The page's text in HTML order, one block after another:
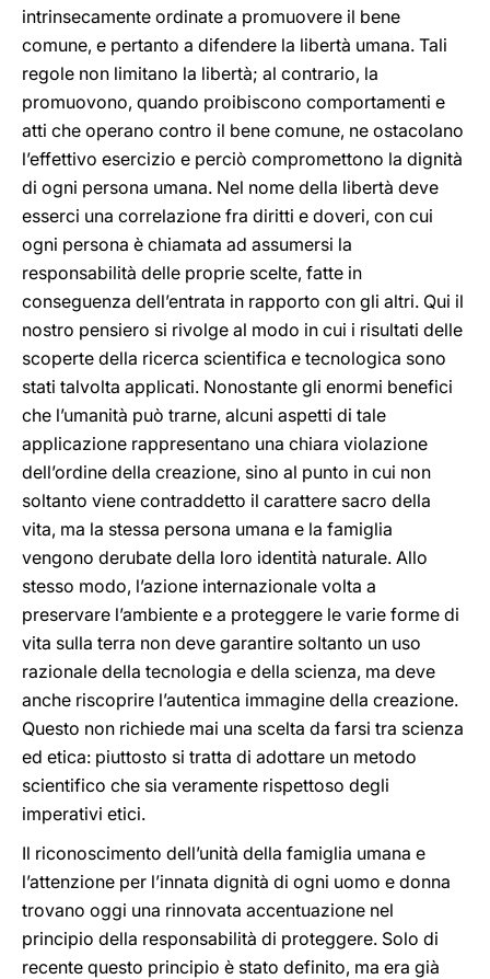
intrinsecamente ordinate a promuovere il bene
comune, e pertanto a difendere la libertà umana. Tali
regole non limitano la libertà; al contrario, la
promuovono, quando proibiscono comportamenti e
atti che operano contro il bene comune, ne ostacolano
l’effettivo esercizio e perciò compromettono la dignità
di ogni persona umana. Nel nome della libertà deve
esserci una correlazione fra diritti e doveri, con cui
ogni persona è chiamata ad assumersi la
responsabilità delle proprie scelte, fatte in
conseguenza dell’entrata in rapporto con gli altri. Qui il
nostro pensiero si rivolge al modo in cui i risultati delle
scoperte della ricerca scientifica e tecnologica sono
stati talvolta applicati. Nonostante gli enormi benefici
che l’umanità può trarne, alcuni aspetti di tale
applicazione rappresentano una chiara violazione
dell’ordine della creazione, sino al punto in cui non
soltanto viene contraddetto il carattere sacro della
vita, ma la stessa persona umana e la famiglia
vengono derubate della loro identità naturale. Allo
stesso modo, l’azione internazionale volta a
preservare l’ambiente e a proteggere le varie forme di
vita sulla terra non deve garantire soltanto un uso
razionale della tecnologia e della scienza, ma deve
anche riscoprire l’autentica immagine della creazione.
Questo non richiede mai una scelta da farsi tra scienza
ed etica: piuttosto si tratta di adottare un metodo
scientifico che sia veramente rispettoso degli
imperativi etici.
Il riconoscimento dell’unità della famiglia umana e
l’attenzione per l’innata dignità di ogni uomo e donna
trovano oggi una rinnovata accentuazione nel
principio della responsabilità di proteggere. Solo di
recente questo principio è stato definito, ma era già